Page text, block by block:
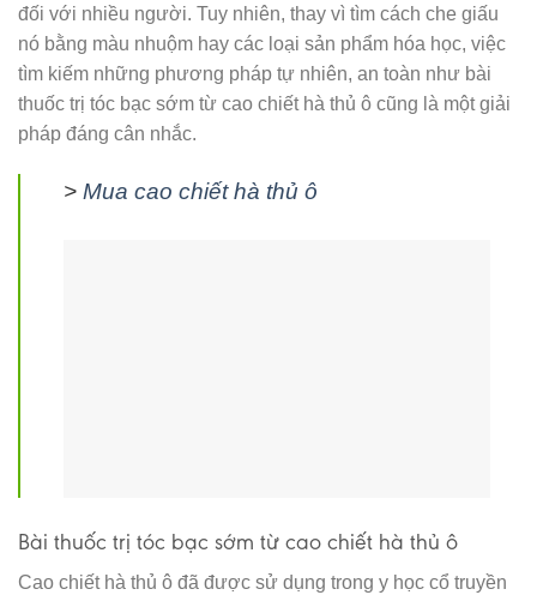
đối với nhiều người. Tuy nhiên, thay vì tìm cách che giấu
nó bằng màu nhuộm hay các loại sản phẩm hóa học, việc
tìm kiếm những phương pháp tự nhiên, an toàn như bài
thuốc trị tóc bạc sớm từ cao chiết hà thủ ô cũng là một giải
pháp đáng cân nhắc.
> Mua cao chiết hà thủ ô
Bài thuốc trị tóc bạc sớm từ cao chiết hà thủ ô
Cao chiết hà thủ ô đã được sử dụng trong y học cổ truyền